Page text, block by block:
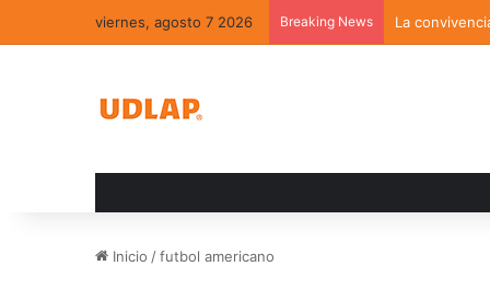
viernes, agosto 7 2026 Breaking News La
Inicio /futbol americano